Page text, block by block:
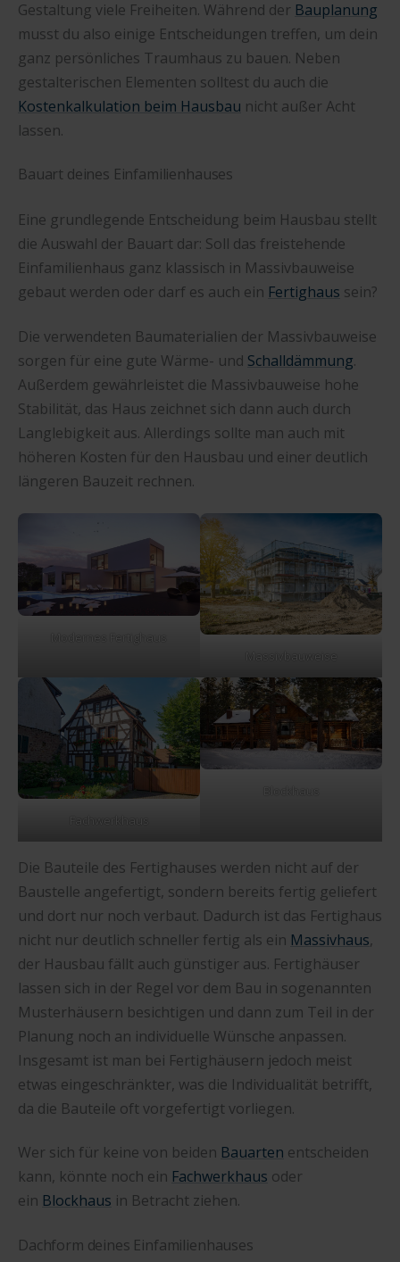
Gestaltung viele Freiheiten. Während der Bauplanung
musst du also einige Entscheidungen treffen, um dein
ganz persönliches Traumhaus zu bauen. Neben
gestalterischen Elementen solltest du auch die
Kostenkalkulation beim Hausbau nicht außer Acht
lassen.
Bauart deines Einfamilienhauses
Eine grundlegende Entscheidung beim Hausbau stellt
die Auswahl der Bauart dar: Soll das freistehende
Einfamilienhaus ganz klassisch in Massivbauweise
gebaut werden oder darf es auch ein Fertighaus sein?
Die verwendeten Baumaterialien der Massivbauweise
sorgen für eine gute Wärme- und Schalldämmung.
Außerdem gewährleistet die Massivbauweise hohe
Stabilität, das Haus zeichnet sich dann auch durch
Langlebigkeit aus. Allerdings sollte man auch mit
höheren Kosten für den Hausbau und einer deutlich
längeren Bauzeit rechnen.
Modernes Fertighaus
Massivbauweise
Fachwerkhaus
Die Bauteile des Fertighauses werden nicht auf der
Baustelle angefertigt, sondern bereits fertig geliefert
und dort nur noch verbaut. Dadurch ist das Fertighaus
nicht nur deutlich schneller fertig als ein Massivhaus,
der Hausbau fällt auch günstiger aus. Fertighäuser
lassen sich in der Regel vor dem Bau in sogenannten
Musterhäusern besichtigen und dann zum Teil in der
Planung noch an individuelle Wünsche anpassen.
Insgesamt ist man bei Fertighäusern jedoch meist
etwas eingeschränkter, was die Individualität betrifft,
da die Bauteile oft vorgefertigt vorliegen.
Wer sich für keine von beiden Bauarten entscheiden
kann, könnte noch ein Fachwerkhaus oder
ein Blockhaus in Betracht ziehen.
Dachform deines Einfamilienhauses